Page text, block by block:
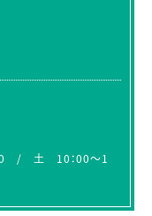
00 / 土 10：00～1